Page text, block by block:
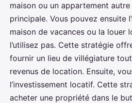
maison ou un appartement
principale. Vous pouvez ensuite
maison de vacances ou la louer
l’utilisez pas. Cette stratégie
fournir un lieu de villégiature
revenus de location. Ensuite,
l’investissement locatif. Cette
acheter une propriété dans le